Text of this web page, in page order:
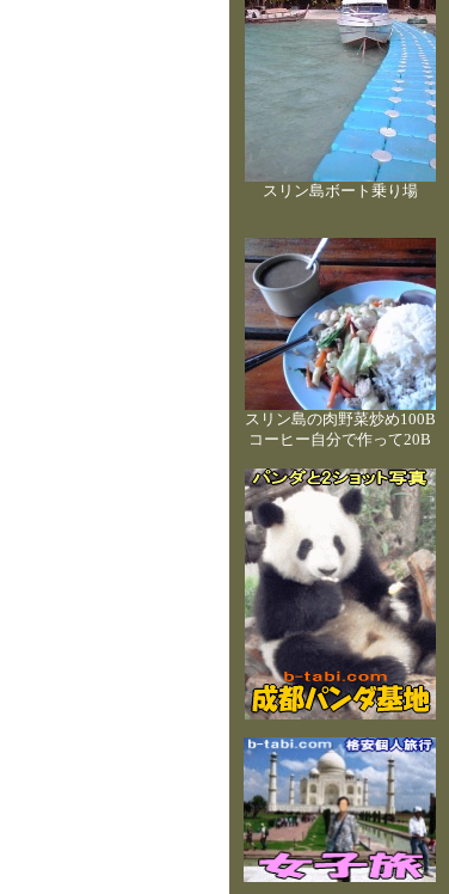
スリン島ボート乗り場
スリン島の肉野菜炒め100B
コーヒー自分で作って20B